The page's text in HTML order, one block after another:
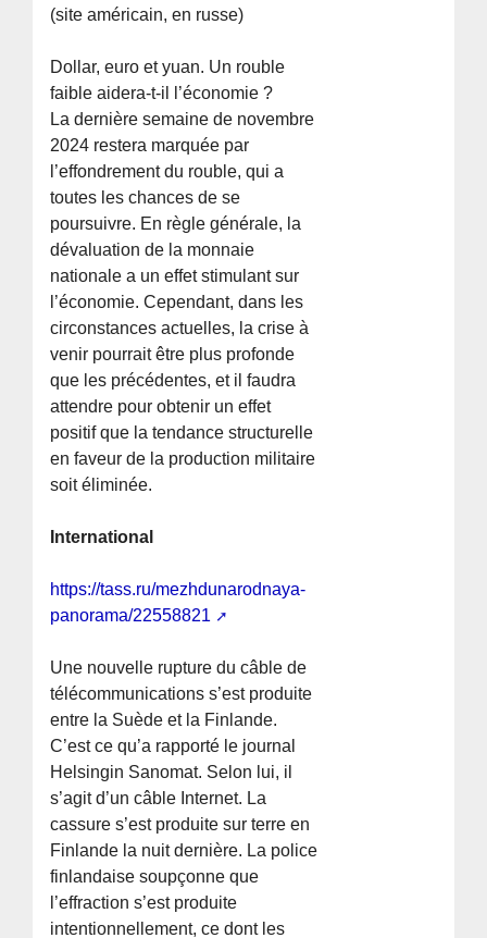
(site américain, en russe)
Dollar, euro et yuan. Un rouble
faible aidera-t-il l’économie ?
La dernière semaine de novembre
2024 restera marquée par
l’effondrement du rouble, qui a
toutes les chances de se
poursuivre. En règle générale, la
dévaluation de la monnaie
nationale a un effet stimulant sur
l’économie. Cependant, dans les
circonstances actuelles, la crise à
venir pourrait être plus profonde
que les précédentes, et il faudra
attendre pour obtenir un effet
positif que la tendance structurelle
en faveur de la production militaire
soit éliminée.
International
https://tass.ru/mezhdunarodnaya-
panorama/22558821
Une nouvelle rupture du câble de
télécommunications s’est produite
entre la Suède et la Finlande.
C’est ce qu’a rapporté le journal
Helsingin Sanomat. Selon lui, il
s’agit d’un câble Internet. La
cassure s’est produite sur terre en
Finlande la nuit dernière. La police
finlandaise soupçonne que
l’effraction s’est produite
intentionnellement, ce dont les